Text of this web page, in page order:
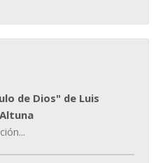
de Dios" de Luis